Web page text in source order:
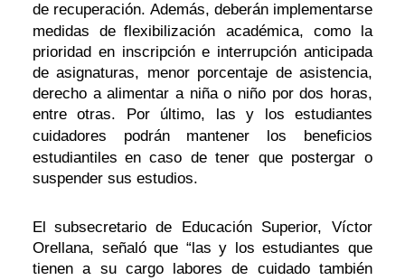
de recuperación. Además, deberán implementarse
medidas de flexibilización académica, como la
prioridad en inscripción e interrupción anticipada
de asignaturas, menor porcentaje de asistencia,
derecho a alimentar a niña o niño por dos horas,
entre otras. Por último, las y los estudiantes
cuidadores podrán
mantener los beneficios
estudiantiles en caso de tener que postergar o
suspender sus estudios.
El
subsecretario de Educación Superior, Víctor
Orellana, señaló que “las y los estudiantes que
tienen a su cargo labores de cuidado también